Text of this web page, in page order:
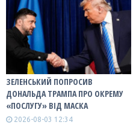
ЗЕЛЕНСЬКИЙ ПОПРОСИВ
ДОНАЛЬДА ТРАМПА ПРО ОКРЕМУ
«ПОСЛУГУ» ВІД МАСКА
2026-08-03 12:34